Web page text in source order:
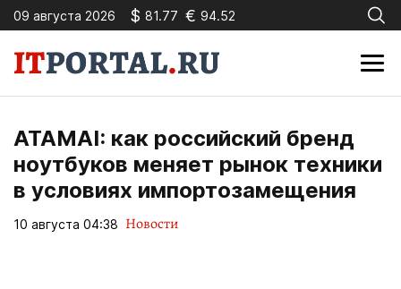
09 августа 2026 $ 81.77 € 94.52
ATAMAI: как российский бренд
ноутбуков меняет рынок техники
в условиях импортозамещения
10 августа 04:38 Новости